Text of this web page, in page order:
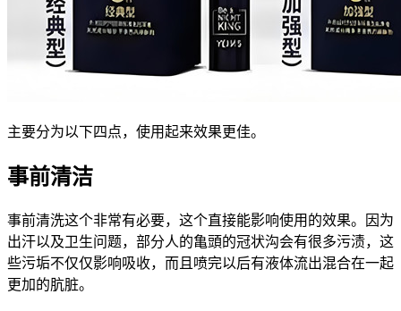
主要分为以下四点，使用起来效果更佳。
事前清洁
事前清洗这个非常有必要，这个直接能影响使用的效果。因为
出汗以及卫生问题，部分人的亀頭的冠状沟会有很多污渍，这
些污垢不仅仅影响吸收，而且喷完以后有液体流出混合在一起
更加的肮脏。